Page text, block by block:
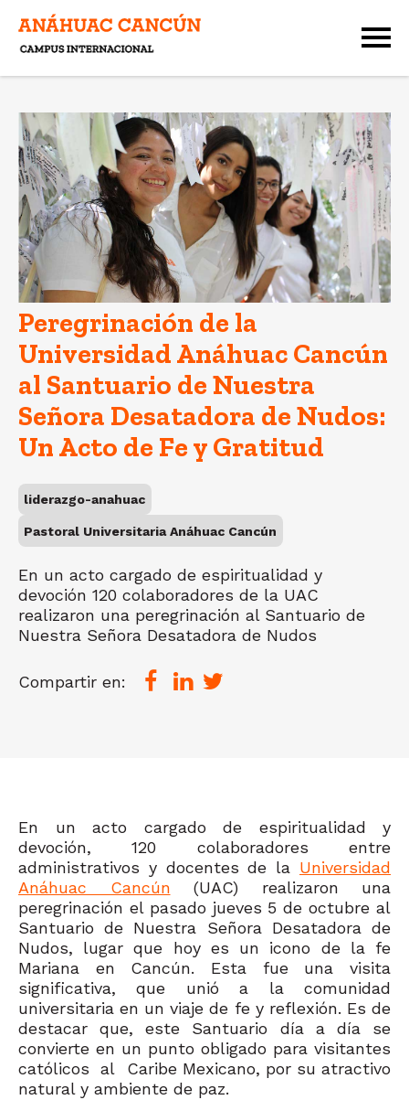
Peregrinación de la
Universidad Anáhuac Cancún
al Santuario de Nuestra
Señora Desatadora de Nudos:
Un Acto de Fe y Gratitud
liderazgo-anahuac
Pastoral Universitaria Anáhuac Cancún
En un acto cargado de espiritualidad y
devoción 120 colaboradores de la UAC
realizaron una peregrinación al Santuario de
Nuestra Señora Desatadora de Nudos
Compartir en:
En un acto cargado de espiritualidad y
devoción, 120 colaboradores entre
administrativos y docentes de la Universidad
Anáhuac Cancún (UAC) realizaron una
peregrinación el pasado jueves 5 de octubre al
Santuario de Nuestra Señora Desatadora de
Nudos, lugar que hoy es un icono de la fe
Mariana en Cancún. Esta fue una visita
significativa, que unió a la comunidad
universitaria en un viaje de fe y reflexión. Es de
destacar que, este Santuario día a día se
convierte en un punto obligado para visitantes
católicos al Caribe Mexicano, por su atractivo
natural y ambiente de paz.